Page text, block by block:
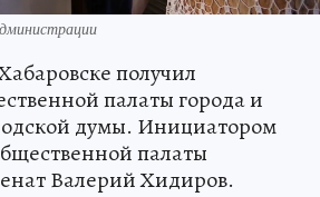
получил
палаты города и
думы. Инициатором
палаты
Валерий Хидиров.